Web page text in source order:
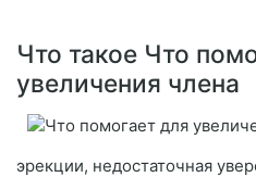
Что такое Что
увеличения члена
эрекции, недостаточная